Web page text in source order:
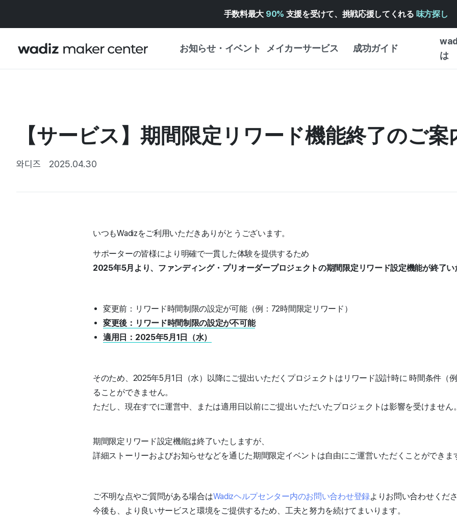
手数料最大 90% 支援を受けて、挑戦応援してくれる 味方探し
お知らせ・イベント メイカーサービス 成功ガイド
は
マイワディズ
重要なお知らせ
プレスリリース
企画展カレンダー
ヘルプセンター ↗︎
WADIZアワード ↗︎
WADIZ・スクール
成功ストーリー
体験型
創作型
【サービス】期間限定リワード機能終了のご案
와디즈 2025.04.30
いつもWadizをご利用いただきありがとうございます。
サポーターの皆様により明確で一貫した体験を提供するため
2025年5月より、ファンディング・プリオーダープロジェクトの期間限定リワード設定機能が終了
変更前：リワード時間制限の設定が可能（例：72時間限定リワード）
変更後：リワード時間制限の設定が不可能
適用日：2025年5月1日（水）
そのため、2025年5月1日（水）以降にご提出いただくプロジェクトはリワード設計時に 時間条件（
ることができません。
ただし、現在すでに運営中、または適用日以前にご提出いただいたプロジェクトは影響を受けません
期間限定リワード設定機能は終了いたしますが、
詳細ストーリーおよびお知らせなどを通じた期間限定イベントは自由にご運営いただくことができま
ご不明な点やご質問がある場合はWadizヘルプセンター内のお問い合わせ登録よりお問い合わせくだ
今後も、より良いサービスと環境をご提供するため、工夫と努力を続けてまいります。